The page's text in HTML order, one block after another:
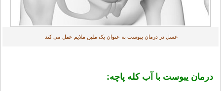
عسل در درمان یبوست به عنوان یک ملین ملایم عمل می کند
درمان یبوست با آب کله پاچه: